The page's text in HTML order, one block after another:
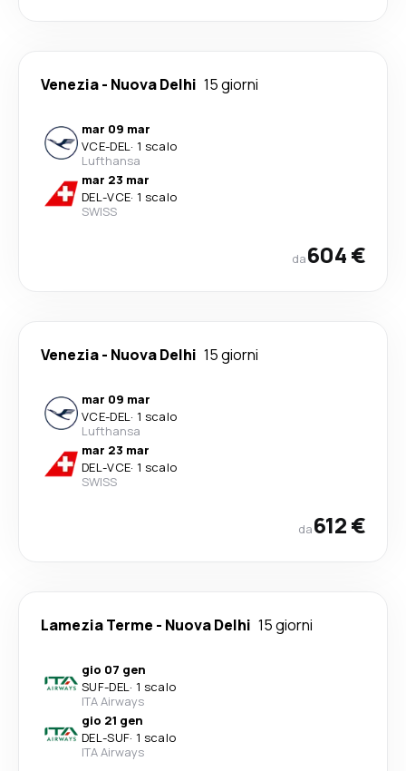
Venezia- Nuova Delhi 15 giorni
mar 09 mar
VCE-DEL· 1 scalo
Lufthansa
mar 23 mar
DEL-VCE· 1 scalo
SWISS
da604 €
Venezia- Nuova Delhi 15 giorni
mar 09 mar
VCE-DEL· 1 scalo
Lufthansa
mar 23 mar
DEL-VCE· 1 scalo
SWISS
da612 €
Lamezia Terme - Nuova Delhi 15 giorni
gio 07 gen
SUF-DEL· 1 scalo
ITA Airways
gio 21 gen
DEL-SUF· 1 scalo
ITA Airways